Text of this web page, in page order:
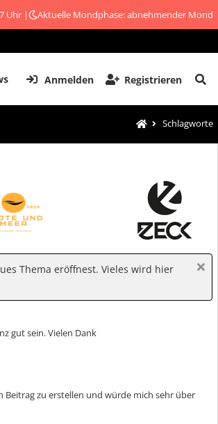
Uhr | Aktuelle Mondphase: abnehmender Mond
Anmelden Registrieren
Schlagworte
Thema eröffnest. Vieles wird hier
gut sein. Vielen Dank
zu erstellen und würde mich sehr über